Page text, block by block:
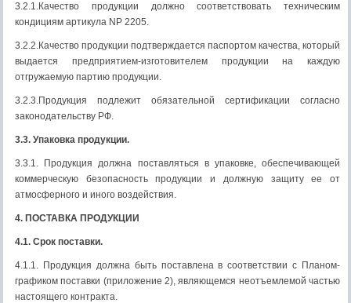
3.2.1.Качество продукции должно соответствовать техническим
кондициям артикула NP 2205.
3.2.2.Качество продукции подтверждается паспортом качества, который
выдается предприятием-изготовителем продукции на каждую
отгружаемую партию продукции.
3.2.3.Продукция подлежит обязательной сертификации согласно
законодательству РФ.
3.3. Упаковка продукции.
3.3.1. Продукция должна поставляться в упаковке, обеспечивающей
коммерческую безопасность продукции и должную защиту ее от
атмосферного и иного воздействия.
4. ПОСТАВКА ПРОДУКЦИИ
4.1. Срок поставки.
4.1.1. Продукция должна быть поставлена в соответствии с Планом-
графиком поставки (приложение 2), являющемся неотъемлемой частью
настоящего контракта.